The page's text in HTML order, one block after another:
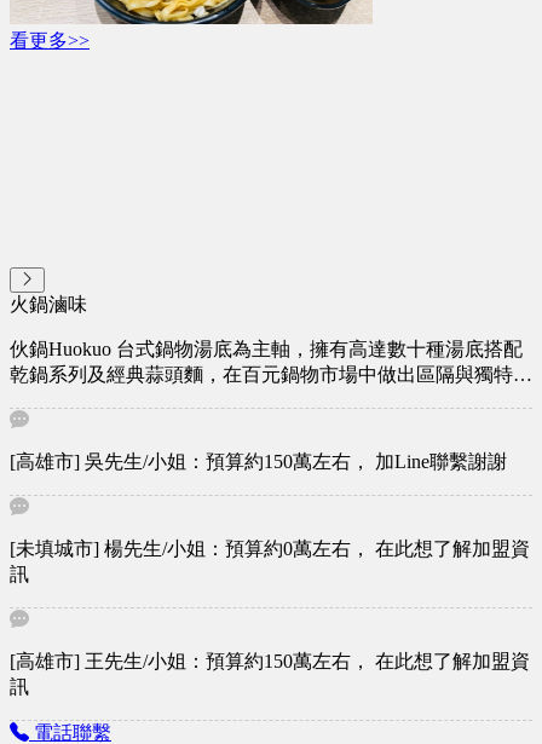
看更多>>
火鍋滷味
伙鍋Huokuo 台式鍋物湯底為主軸，擁有高達數十種湯底搭配
乾鍋系列及經典蒜頭麵，在百元鍋物市場中做出區隔與獨特
[高雄市] 吳先生/小姐：預算約150萬左右， 加Line聯繫謝謝
[未填城市] 楊先生/小姐：預算約0萬左右， 在此想了解加盟資
訊
[高雄市] 王先生/小姐：預算約150萬左右， 在此想了解加盟資
訊
電話聯繫